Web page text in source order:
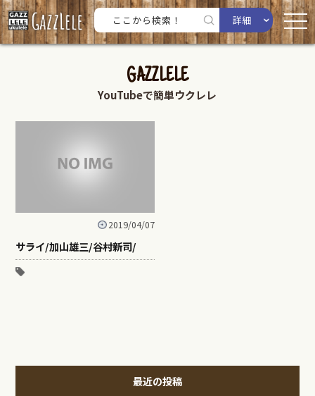
詳細
GAZZLELE
YouTubeで簡単ウクレレ
2019/04/07
サライ/加山雄三/谷村新司/
最近の投稿